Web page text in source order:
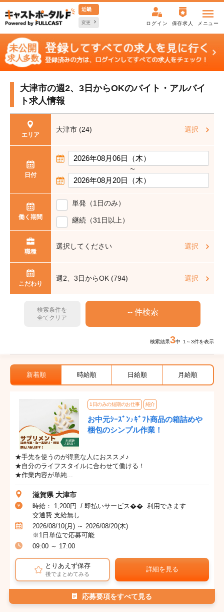
近畿
変更 ログイン 保存求人 メニュー
大津市の週2、3日からOKのバイト・アルバイ
ト求人情報
エリア
大津市 (24) 選択
日付
〜
働く期間
単発（1日のみ）
継続（31日以上）
職種
選択してください 選択
こだわり
週2、3日からOK (794) 選択
検索条件を
全てクリア
検索結果3中 1～3件を表示
新着順 時給順 日給順 月給順
1日のみの短期のお仕事 紹介
お中元ｼｰｽﾞﾝ♪ｷﾞﾌﾄ商品の箱詰めや
梱包のシンプル作業！
★手先を使うのが得意な人におススメ♪
★自分のライフスタイルに合わせて働ける！
★作業内容が単純...
滋賀県 大津市
時給： 1,200円 / 即払いサービス�� 利用できます
交通費 支給無し
2026/08/10(月) ～ 2026/08/20(木)
※1日単位で応募可能
09:00 ～ 17:00
とりあえず保存
後でまとめてみる
詳細を見る
応募要項をすべて見る